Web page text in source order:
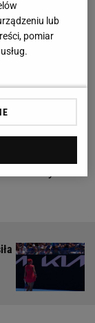
utrzymania
roku w
tamtego
lub
pomiar